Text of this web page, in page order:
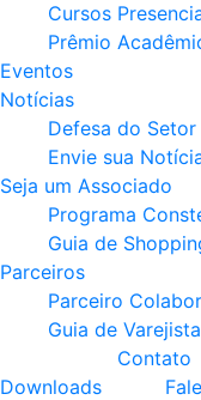
Cursos
Prêmio
Eventos
Notícias
Defesa do Setor
Envie sua
Seja um Associado
Programa
Guia de
Parceiros
Parceiro
Guia de
Downloads
Contato